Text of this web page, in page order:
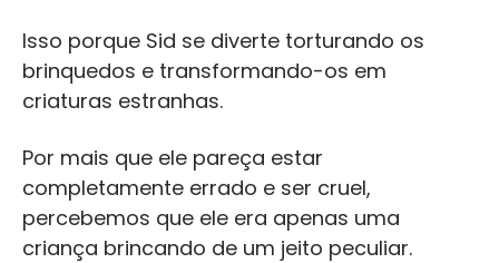
Isso porque Sid se diverte torturando os
brinquedos e transformando-os em
criaturas estranhas.
Por mais que ele pareça estar
completamente errado e ser cruel,
percebemos que ele era apenas uma
criança brincando de um jeito peculiar.